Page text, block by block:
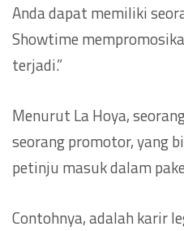
Anda dapat memiliki
Showtime
terjadi.”
Menurut La Hoya,
seorang promotor, yang
petinju masuk dalam
Contohnya, adalah karir